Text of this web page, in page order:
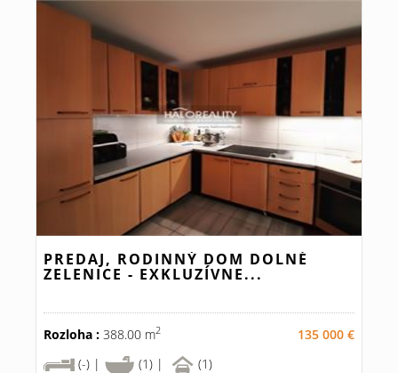
PREDAJ, RODINNÝ DOM DOLNÉ
ZELENICE - EXKLUZÍVNE...
Rozloha : 388.00 m2
135 000 €
(-) |
(1) | (1)